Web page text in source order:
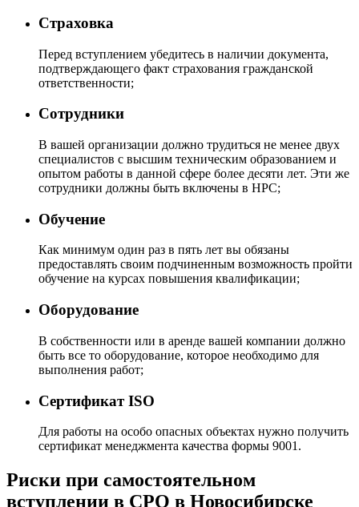
Страховка
Перед вступлением убедитесь в наличии документа,
подтверждающего факт страхования гражданской
ответственности;
Сотрудники
В вашей организации должно трудиться не менее двух
специалистов с высшим техническим образованием и
опытом работы в данной сфере более десяти лет. Эти же
сотрудники должны быть включены в НРС;
Обучение
Как минимум один раз в пять лет вы обязаны
предоставлять своим подчиненным возможность пройти
обучение на курсах повышения квалификации;
Оборудование
В собственности или в аренде вашей компании должно
быть все то оборудование, которое необходимо для
выполнения работ;
Сертификат ISO
Для работы на особо опасных объектах нужно получить
сертификат менеджмента качества формы 9001.
Риски при самостоятельном
вступлении в СРО в Новосибирске